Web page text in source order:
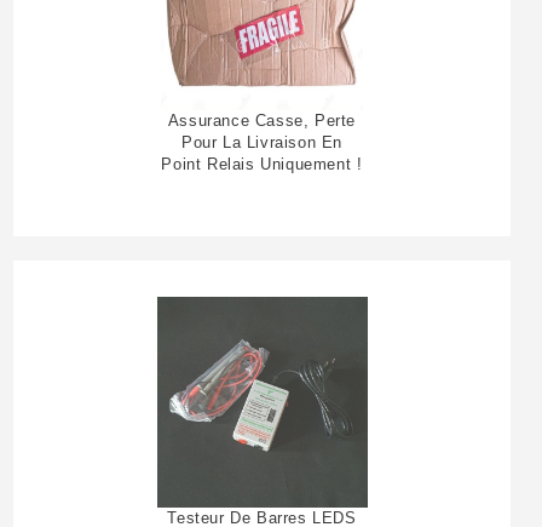
Assurance Casse, Perte
Pour La Livraison En
Point Relais Uniquement !
Testeur De Barres LEDS